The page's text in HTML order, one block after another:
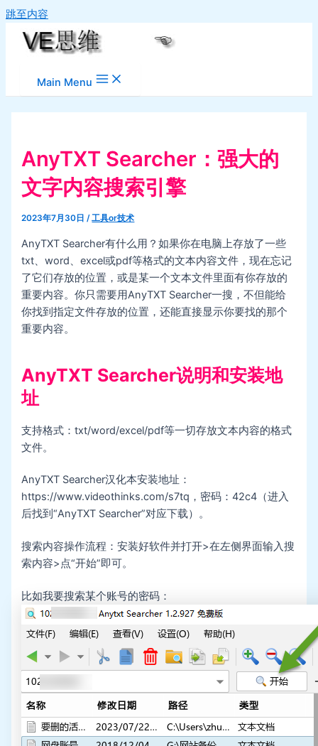
跳至内容
Main Menu
AnyTXT Searcher：强大的
文字内容搜索引擎
2023年7月30日/工具or技术
AnyTXT Searcher有什么用？如果你在电脑上存放了一些
txt、word、excel或pdf等格式的文本内容文件，现在忘记
了它们存放的位置，或是某一个文本文件里面有你存放的
重要内容。你只需要用AnyTXT Searcher一搜，不但能给
你找到指定文件存放的位置，还能直接显示你要找的那个
重要内容。
AnyTXT Searcher说明和安装地
址
支持格式：txt/word/excel/pdf等一切存放文本内容的格式
文件。
AnyTXT Searcher汉化本安装地址：
https://www.videothinks.com/s7tq，密码：42c4（进入
后找到“AnyTXT Searcher”对应下载）。
搜索内容操作流程：安装好软件并打开>在左侧界面输入搜
索内容>点“开始”即可。
比如我要搜索某个账号的密码：